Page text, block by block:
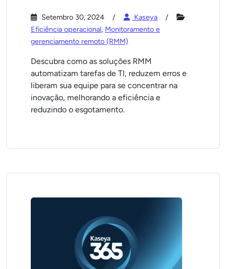
Setembro 30, 2024
Kaseya
Eficiência operacional, Monitoramento e
gerenciamento remoto (RMM)
Descubra como as soluções RMM
automatizam tarefas de TI, reduzem erros e
liberam sua equipe para se concentrar na
inovação, melhorando a eficiência e
reduzindo o esgotamento.